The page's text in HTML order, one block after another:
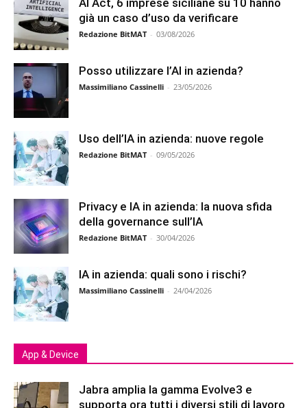
AI Act, 6 imprese siciliane su 10 hanno
già un caso d’uso da verificare
Redazione BitMAT - 03/08/2026
Posso utilizzare l’AI in azienda?
Massimiliano Cassinelli - 23/05/2026
Uso dell’IA in azienda: nuove regole
Redazione BitMAT - 09/05/2026
Privacy e IA in azienda: la nuova sfida
della governance sull’IA
Redazione BitMAT - 30/04/2026
IA in azienda: quali sono i rischi?
Massimiliano Cassinelli - 24/04/2026
App & Device
Jabra amplia la gamma Evolve3 e
supporta ora tutti i diversi stili di lavoro